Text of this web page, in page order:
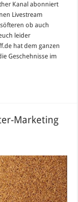
Kanal abonniert
Livestream
ob auch
leider
hat dem ganzen
Geschehnisse im
Marketing